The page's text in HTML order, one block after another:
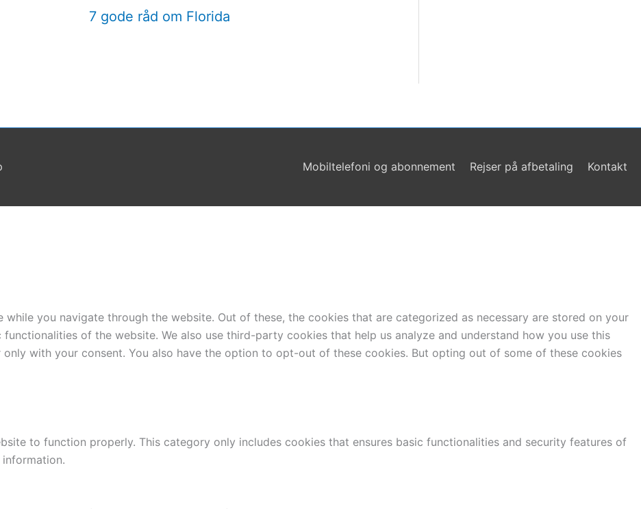
7 gode råd om Florida
Mobiltelefoni og abonnement Rejser på afbetaling Kontakt
you navigate through the website. Out of these, the cookies that are categorized as necessary are stored on your
of the website. We also use third-party cookies that help us analyze and understand how you use this
with your consent. You also have the option to opt-out of these cookies. But opting out of some of these cookies
to function properly. This category only includes cookies that ensures basic functionalities and security features of